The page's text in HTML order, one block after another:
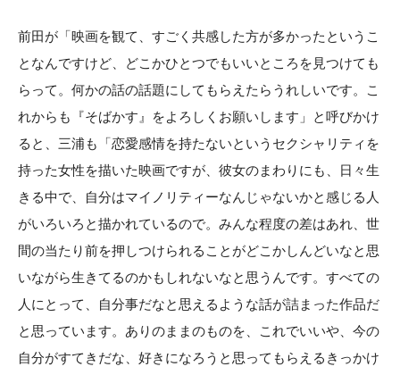
前田が「映画を観て、すごく共感した方が多かったというこ
となんですけど、どこかひとつでもいいところを見つけても
らって。何かの話の話題にしてもらえたらうれしいです。こ
れからも『そばかす』をよろしくお願いします」と呼びかけ
ると、三浦も「恋愛感情を持たないというセクシャリティを
持った女性を描いた映画ですが、彼女のまわりにも、日々生
きる中で、自分はマイノリティーなんじゃないかと感じる人
がいろいろと描かれているので。みんな程度の差はあれ、世
間の当たり前を押しつけられることがどこかしんどいなと思
いながら生きてるのかもしれないなと思うんです。すべての
人にとって、自分事だなと思えるような話が詰まった作品だ
と思っています。ありのままのものを、これでいいや、今の
自分がすてきだな、好きになろうと思ってもらえるきっかけ